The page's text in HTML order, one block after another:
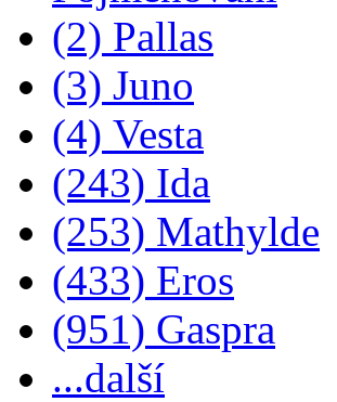
(2) Pallas
(3) Juno
(4) Vesta
(243) Ida
(253) Mathylde
(433) Eros
(951) Gaspra
...další